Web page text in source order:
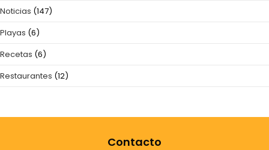
Noticias (147)
Playas (6)
Recetas (6)
Restaurantes (12)
Contacto